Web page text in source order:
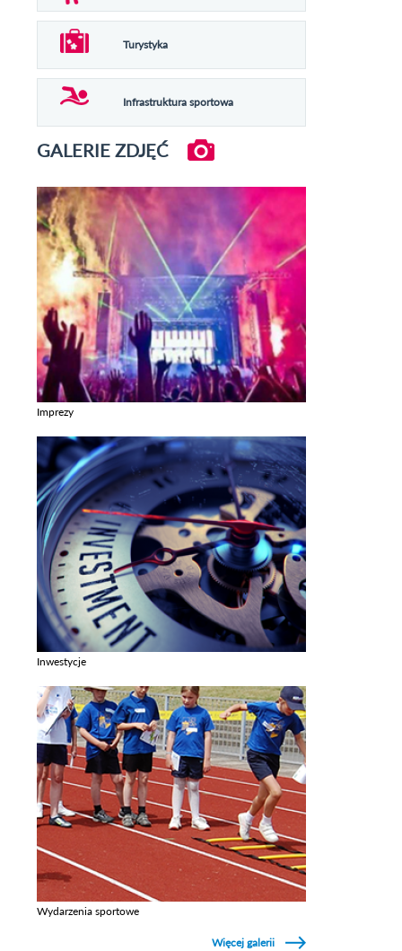
Turystyka
Infrastruktura sportowa
GALERIE ZDJĘĆ
Imprezy
Inwestycje
Wydarzenia sportowe
Więcej galerii